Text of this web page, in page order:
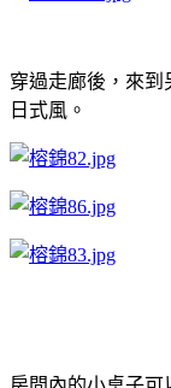
穿過走廊後，來到
日式風。